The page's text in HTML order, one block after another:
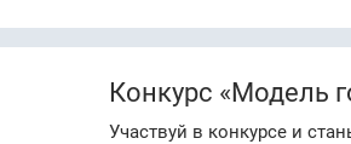
Конкурс «Модель
Участвуй в конкурсе и